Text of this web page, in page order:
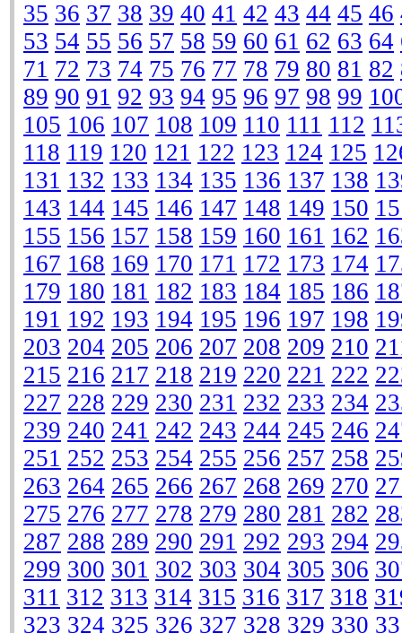
35 36 37 38 39 40 41 42 43 44 45 46
53 54 55 56 57 58 59 60 61 62 63 64
71 72 73 74 75 76 77 78 79 80 81 82
89 90 91 92 93 94 95 96 97 98 99
105 106 107 108 109 110 111 112
118 119 120 121 122 123 124 125
131 132 133 134 135 136 137 138
143 144 145 146 147 148 149 150
155 156 157 158 159 160 161 162
167 168 169 170 171 172 173 174
179 180 181 182 183 184 185 186
191 192 193 194 195 196 197 198
203 204 205 206 207 208 209 210
215 216 217 218 219 220 221 222
227 228 229 230 231 232 233 234
239 240 241 242 243 244 245 246
251 252 253 254 255 256 257 258
263 264 265 266 267 268 269 270
275 276 277 278 279 280 281 282
287 288 289 290 291 292 293 294
299 300 301 302 303 304 305 306
311 312 313 314 315 316 317 318
323 324 325 326 327 328 329 330